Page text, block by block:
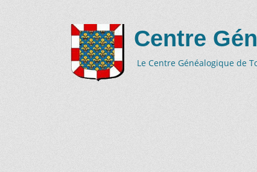
Centre
Le Centre Généalogique de